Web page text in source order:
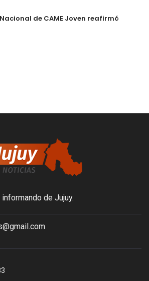
de CAME Joven reafirmó
de Jujuy.